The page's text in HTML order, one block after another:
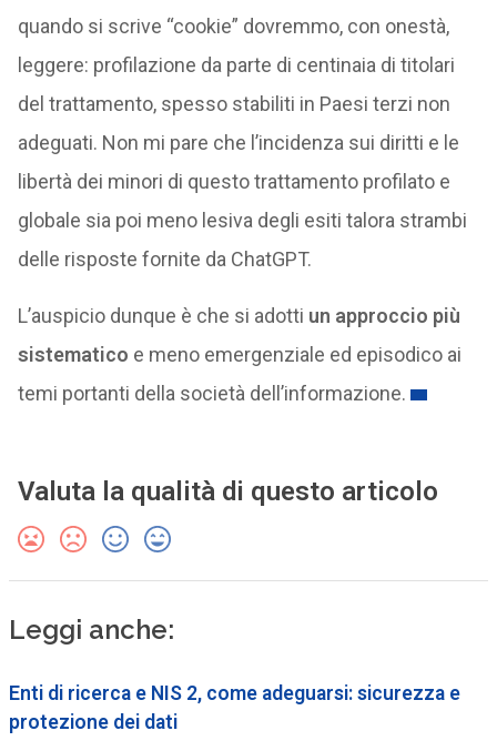
quando si scrive “cookie” dovremmo, con onestà,
leggere: profilazione da parte di centinaia di titolari
del trattamento, spesso stabiliti in Paesi terzi non
adeguati. Non mi pare che l’incidenza sui diritti e le
libertà dei minori di questo trattamento profilato e
globale sia poi meno lesiva degli esiti talora strambi
delle risposte fornite da ChatGPT.
L’auspicio dunque è che si adotti un approccio più
sistematico e meno emergenziale ed episodico ai
temi portanti della società dell’informazione.
Valuta la qualità di questo articolo
Leggi anche:
Enti di ricerca e NIS 2, come adeguarsi: sicurezza e
protezione dei dati